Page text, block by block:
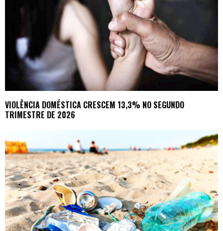
VIOLÊNCIA DOMÉSTICA CRESCEM 13,3% NO SEGUNDO
TRIMESTRE DE 2026